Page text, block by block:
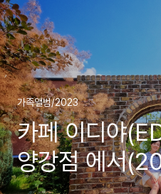
가족앨범/2023
카페 이디야
양강점 에서